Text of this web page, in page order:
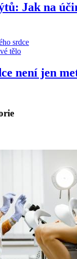
Jak na
tělo
není jen